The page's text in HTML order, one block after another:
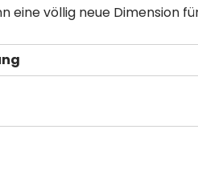
eine völlig neue Dimension